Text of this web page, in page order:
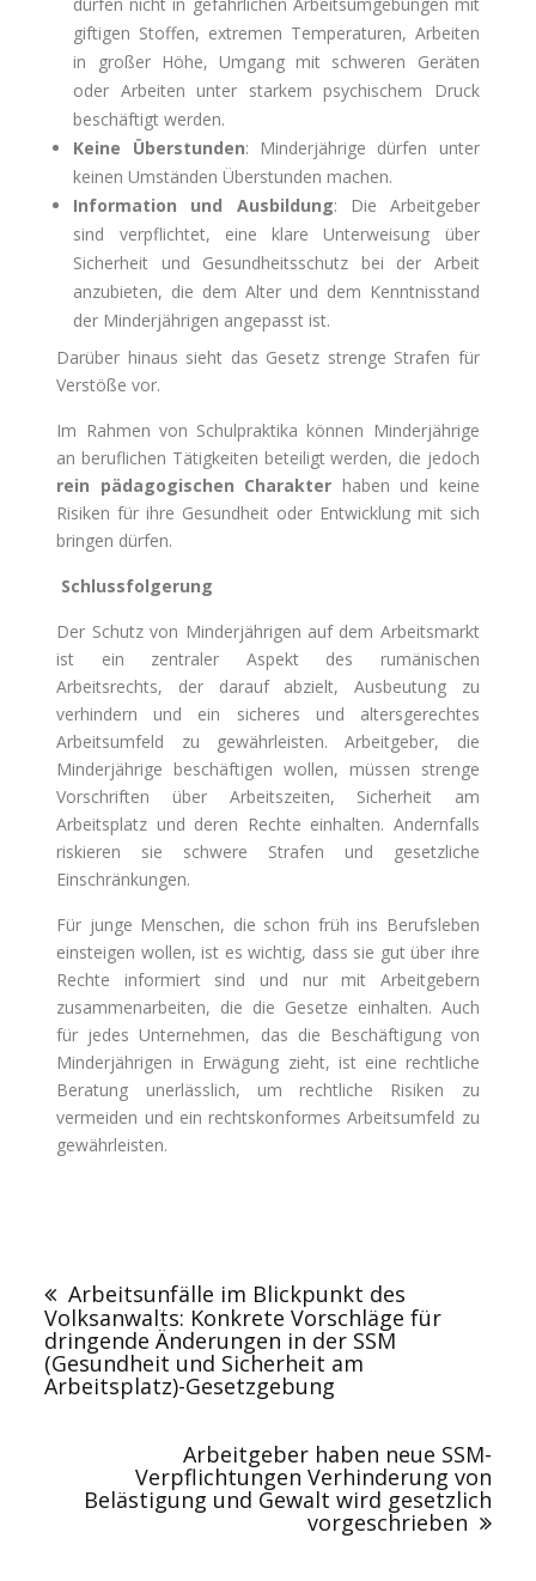
giftigen Stoffen, extremen Temperaturen, Arbeiten
in großer Höhe, Umgang mit schweren Geräten
oder Arbeiten unter starkem psychischem Druck
beschäftigt werden.
Keine Überstunden: Minderjährige dürfen unter
keinen Umständen Überstunden machen.
Information und Ausbildung: Die Arbeitgeber
sind verpflichtet, eine klare Unterweisung über
Sicherheit und Gesundheitsschutz bei der Arbeit
anzubieten, die dem Alter und dem Kenntnisstand
der Minderjährigen angepasst ist.
Darüber hinaus sieht das Gesetz strenge Strafen für
Verstöße vor.
Im Rahmen von Schulpraktika können Minderjährige
an beruflichen Tätigkeiten beteiligt werden, die jedoch
rein pädagogischen Charakter haben und keine
Risiken für ihre Gesundheit oder Entwicklung mit sich
bringen dürfen.
Schlussfolgerung
Der Schutz von Minderjährigen auf dem Arbeitsmarkt
ist ein zentraler Aspekt des rumänischen
Arbeitsrechts, der darauf abzielt, Ausbeutung zu
verhindern und ein sicheres und altersgerechtes
Arbeitsumfeld zu gewährleisten. Arbeitgeber, die
Minderjährige beschäftigen wollen, müssen strenge
Vorschriften über Arbeitszeiten, Sicherheit am
Arbeitsplatz und deren Rechte einhalten. Andernfalls
riskieren sie schwere Strafen und gesetzliche
Einschränkungen.
Für junge Menschen, die schon früh ins Berufsleben
einsteigen wollen, ist es wichtig, dass sie gut über ihre
Rechte informiert sind und nur mit Arbeitgebern
zusammenarbeiten, die die Gesetze einhalten. Auch
für jedes Unternehmen, das die Beschäftigung von
Minderjährigen in Erwägung zieht, ist eine rechtliche
Beratung unerlässlich, um rechtliche Risiken zu
vermeiden und ein rechtskonformes Arbeitsumfeld zu
gewährleisten.
Arbeitsunfälle im Blickpunkt des
Volksanwalts: Konkrete Vorschläge für
dringende Änderungen in der SSM
(Gesundheit und Sicherheit am
Arbeitsplatz)-Gesetzgebung
Arbeitgeber haben neue SSM-
Verpflichtungen Verhinderung von
Belästigung und Gewalt wird gesetzlich
vorgeschrieben